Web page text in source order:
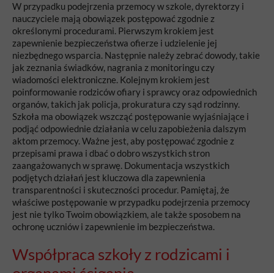
W przypadku podejrzenia przemocy w szkole, dyrektorzy i
nauczyciele mają obowiązek postępować zgodnie z
określonymi procedurami. Pierwszym krokiem jest
zapewnienie bezpieczeństwa ofierze i udzielenie jej
niezbędnego wsparcia. Następnie należy zebrać dowody, takie
jak zeznania świadków, nagrania z monitoringu czy
wiadomości elektroniczne. Kolejnym krokiem jest
poinformowanie rodziców ofiary i sprawcy oraz odpowiednich
organów, takich jak policja, prokuratura czy sąd rodzinny.
Szkoła ma obowiązek wszcząć postępowanie wyjaśniające i
podjąć odpowiednie działania w celu zapobieżenia dalszym
aktom przemocy. Ważne jest, aby postępować zgodnie z
przepisami prawa i dbać o dobro wszystkich stron
zaangażowanych w sprawę. Dokumentacja wszystkich
podjętych działań jest kluczowa dla zapewnienia
transparentności i skuteczności procedur. Pamiętaj, że
właściwe postępowanie w przypadku podejrzenia przemocy
jest nie tylko Twoim obowiązkiem, ale także sposobem na
ochronę uczniów i zapewnienie im bezpieczeństwa.
Współpraca szkoły z rodzicami i